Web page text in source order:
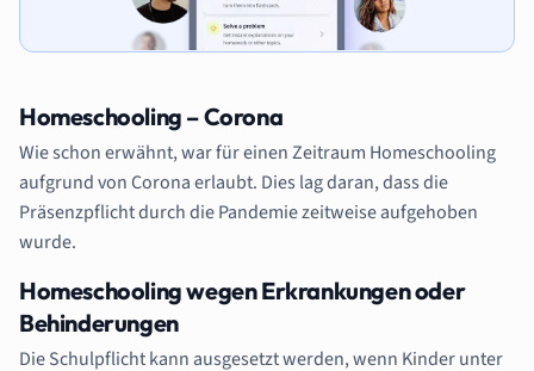
Homeschooling – Corona
Wie schon erwähnt, war für einen Zeitraum Homeschooling
aufgrund von Corona erlaubt. Dies lag daran, dass die
Präsenzpflicht durch die Pandemie zeitweise aufgehoben
wurde.
Homeschooling wegen Erkrankungen oder
Behinderungen
Die Schulpflicht kann ausgesetzt werden, wenn Kinder unter